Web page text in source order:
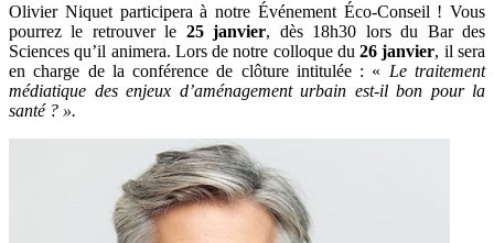
Olivier Niquet participera à notre Événement Éco-Conseil ! Vous
pourrez le retrouver le 25 janvier, dès 18h30 lors du Bar des
Sciences qu’il animera. Lors de notre colloque du26 janvier, il sera
en charge de la conférence de clôture intitulée : « Le traitement
médiatique des enjeux d’aménagement urbain est-il bon pour la
santé ? ».